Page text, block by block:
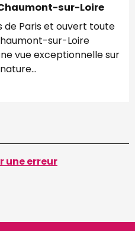
sur-Loire
de Paris et ouvert toute
sur-Loire
vue exceptionnelle sur
une erreur